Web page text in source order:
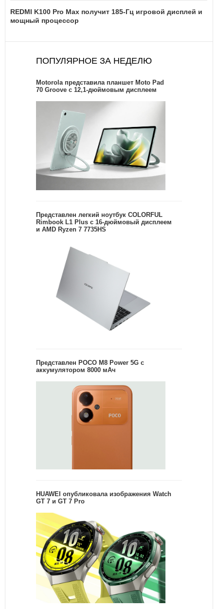
REDMI K100 Pro Max получит 185-Гц игровой дисплей и
мощный процессор
ПОПУЛЯРНОЕ ЗА НЕДЕЛЮ
Motorola представила планшет Moto Pad
70 Groove с 12,1-дюймовым дисплеем
Представлен легкий ноутбук COLORFUL
Rimbook L1 Plus с 16-дюймовый дисплеем
и AMD Ryzen 7 7735HS
Представлен POCO M8 Power 5G с
аккумулятором 8000 мАч
HUAWEI опубликовала изображения Watch
GT 7 и GT 7 Pro